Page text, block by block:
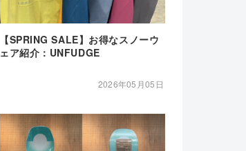
【SPRING SALE】お得なスノーウ
ェア紹介：UNFUDGE
2026年05月05日